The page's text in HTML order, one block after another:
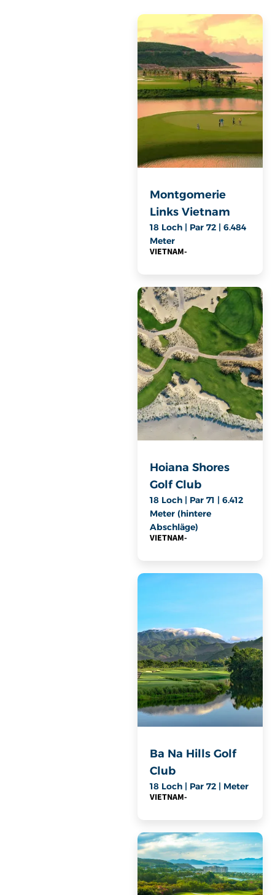
Montgomerie
Links Vietnam
18 Loch | Par 72 | 6.484
Meter
VIETNAM-
Hoiana Shores
Golf Club
18 Loch | Par 71 | 6.412
Meter (hintere
Abschläge)
VIETNAM-
Ba Na Hills Golf
Club
18 Loch | Par 72 | Meter
VIETNAM-